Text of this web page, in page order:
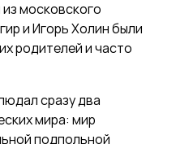
московского
и Игорь Холин были
родителей и часто
сразу два
мира: мир
подпольной